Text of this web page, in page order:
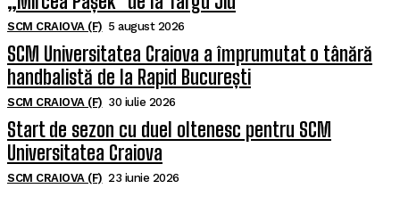
SCM CRAIOVA (F) 5 august 2026
SCM Universitatea Craiova a împrumutat o tânără
handbalistă de la Rapid București
SCM CRAIOVA (F) 30 iulie 2026
Start de sezon cu duel oltenesc pentru SCM
Universitatea Craiova
SCM CRAIOVA (F) 23 iunie 2026